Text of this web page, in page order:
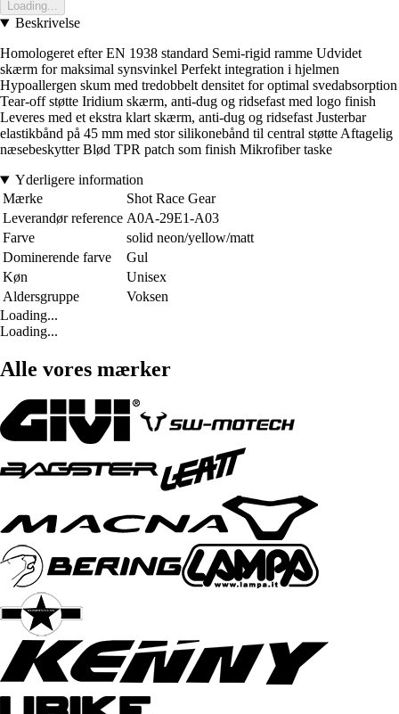
Loading...
Beskrivelse
Homologeret efter EN 1938 standard Semi-rigid ramme Udvidet
skærm for maksimal synsvinkel Perfekt integration i hjelmen
Hypoallergen skum med tredobbelt densitet for optimal svedabsorption
Tear-off støtte Iridium skærm, anti-dug og ridsefast med logo finish
Leveres med et ekstra klart skærm, anti-dug og ridsefast Justerbar
elastikbånd på 45 mm med stor silikonebånd til central støtte Aftagelig
næsebeskytter Blød TPR patch som finish Mikrofiber taske
Yderligere information
Mærke
Shot Race Gear
Leverandør reference A0A-29E1-A03
Farve
solid neon/yellow/matt
Dominerende farve
Gul
Køn
Unisex
Aldersgruppe
Voksen
Loading...
Loading...
Alle vores mærker